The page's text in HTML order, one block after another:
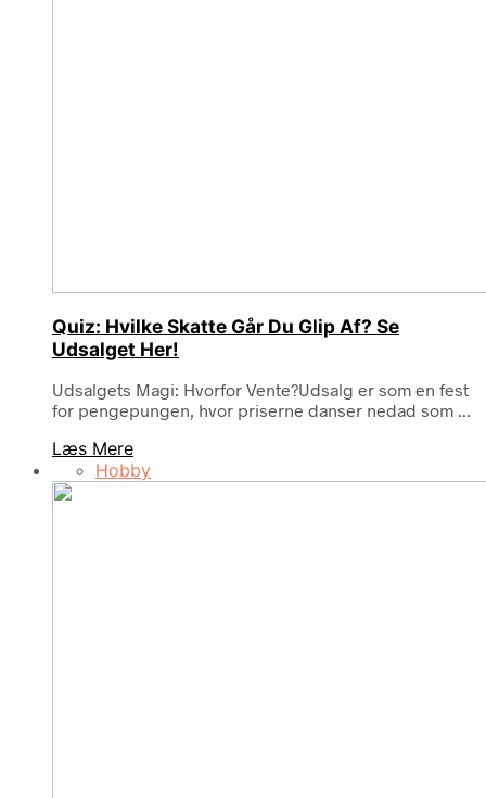
Quiz: Hvilke Skatte Går Du Glip Af? Se
Udsalget Her!
Udsalgets Magi: Hvorfor Vente?Udsalg er som en fest
for pengepungen, hvor priserne danser nedad som ...
Læs Mere
Hobby